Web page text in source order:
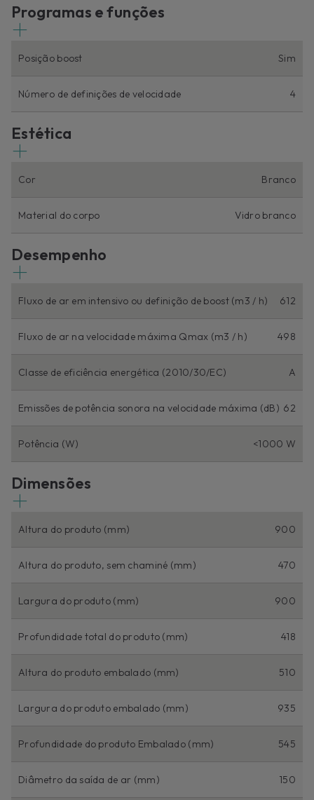
Programas e funções
Posição boost Sim
Número de definições de velocidade 4
Estética
Cor Branco
Material do corpo Vidro branco
Desempenho
Fluxo de ar em intensivo ou definição de boost (m3 / h) 612
Fluxo de ar na velocidade máxima Qmax (m3 / h) 498
Classe de eficiência energética (2010/30/EC) A
Emissões de potência sonora na velocidade máxima (dB) 62
Potência (W) <1000 W
Dimensões
Altura do produto (mm) 900
Altura do produto, sem chaminé (mm) 470
Largura do produto (mm) 900
Profundidade total do produto (mm) 418
Altura do produto embalado (mm) 510
Largura do produto embalado (mm) 935
Profundidade do produto Embalado (mm) 545
Diâmetro da saída de ar (mm) 150